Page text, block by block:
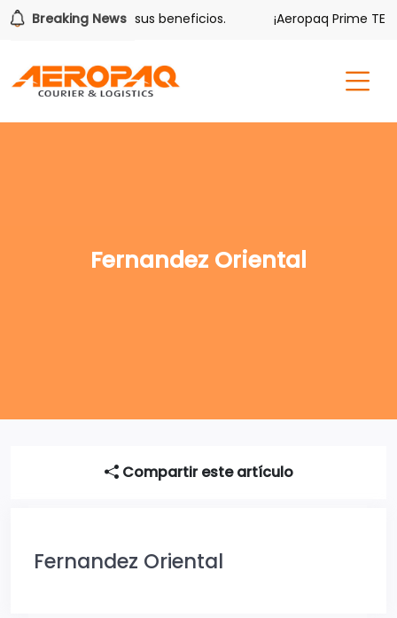
Breaking News
también tiene sus beneficios. ¡Aeropaq Prime TE
Fernandez Oriental
Compartir este artículo
Fernandez Oriental